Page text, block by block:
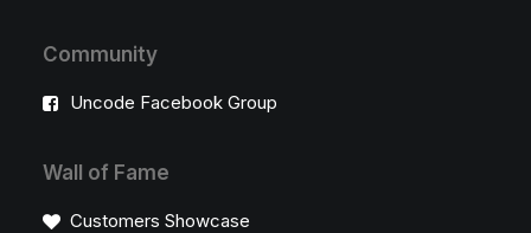
Community
Uncode Facebook Group
Wall of Fame
Customers Showcase